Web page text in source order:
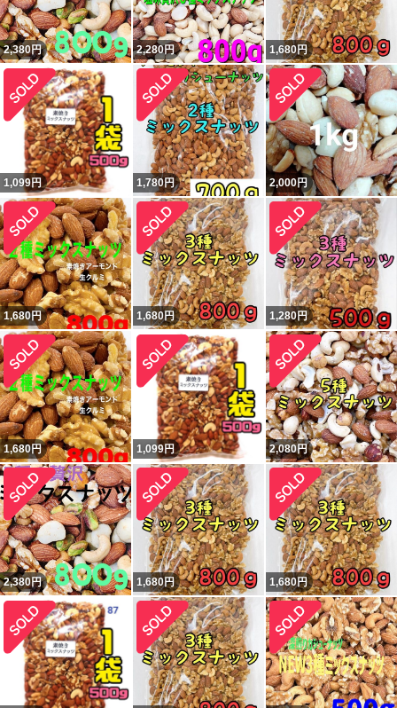
2,380円 2,280円 1,680円
1,099円 1,780円 2,000円
1,680円 1,680円 1,280円
1,680円 1,099円 2,080円
2,380円 1,680円 1,680円